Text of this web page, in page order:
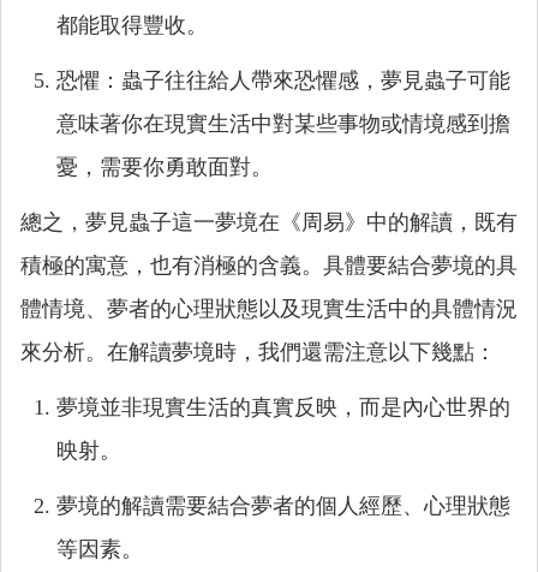
都能取得豐收。
恐懼：蟲子往往給人帶來恐懼感，夢見蟲子可能
意味著你在現實生活中對某些事物或情境感到擔
憂，需要你勇敢面對。
總之，夢見蟲子這一夢境在《周易》中的解讀，既有
積極的寓意，也有消極的含義。具體要結合夢境的具
體情境、夢者的心理狀態以及現實生活中的具體情況
來分析。在解讀夢境時，我們還需注意以下幾點：
夢境並非現實生活的真實反映，而是內心世界的
映射。
夢境的解讀需要結合夢者的個人經歷、心理狀態
等因素。